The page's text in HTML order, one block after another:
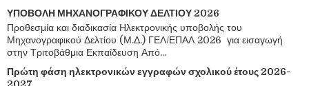
ΥΠΟΒΟΛΗ ΜΗΧΑΝΟΓΡΑΦΙΚΟΥ ΔΕΛΤΙΟΥ 2026
Προθεσμία και διαδικασία Ηλεκτρονικής υποβολής του
Μηχανογραφικού Δελτίου (Μ.Δ.) ΓΕΛ/ΕΠΑΛ 2026 για εισαγωγή
στην Τριτοβάθμια Εκπαίδευση Από...
Πρώτη φάση ηλεκτρονικών εγγραφών σχολικού έτους 2026-
2027